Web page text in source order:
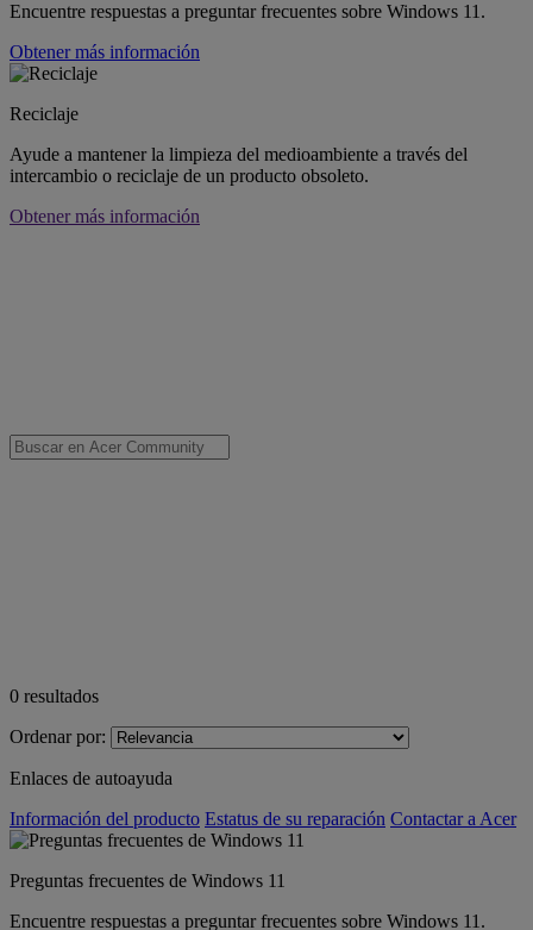
Encuentre respuestas a preguntar frecuentes sobre Windows 11.
Obtener más información
Reciclaje
Ayude a mantener la limpieza del medioambiente a través del
intercambio o reciclaje de un producto obsoleto.
Obtener más información
0 resultados
Ordenar por:
Enlaces de autoayuda
Información del producto Estatus de su reparación Contactar a Acer
Preguntas frecuentes de Windows 11
Encuentre respuestas a preguntar frecuentes sobre Windows 11.